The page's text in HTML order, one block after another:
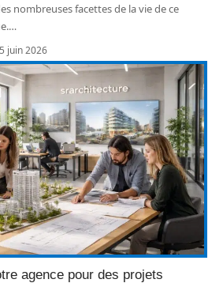
nombreuses facettes de la vie de ce
…
juin 2026
agence pour des projets